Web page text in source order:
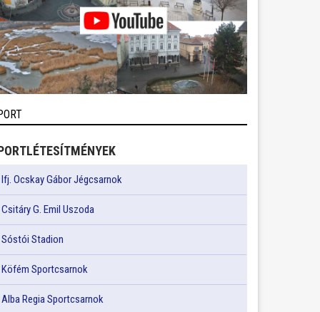
Ifj. Ocskay Gábor Jégcsarnok
Csitáry G. Emil Uszoda
Sóstói Stadion
Köfém Sportcsarnok
Alba Regia Sportcsarnok